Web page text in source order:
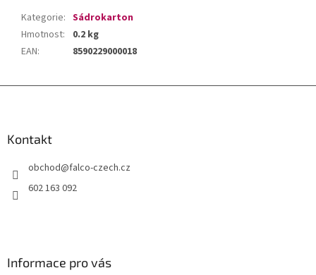
Kategorie: Sádrokarton
Hmotnost:
0.2 kg
EAN: 8590229000018
Kontakt
obchod@falco-czech.cz
602 163 092
Informace pro vás